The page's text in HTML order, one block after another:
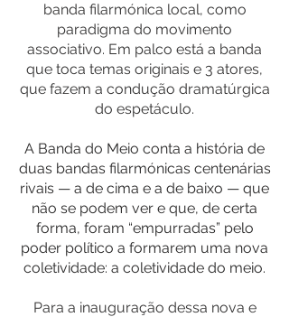
banda filarmónica local, como
paradigma do movimento
associativo. Em palco está a banda
que toca temas originais e 3 atores,
que fazem a condução dramatúrgica
do espetáculo.
A Banda do Meio conta a história de
duas bandas filarmónicas centenárias
rivais — a de cima e a de baixo — que
não se podem ver e que, de certa
forma, foram “empurradas” pelo
poder político a formarem uma nova
coletividade: a coletividade do meio.
Para a inauguração dessa nova e